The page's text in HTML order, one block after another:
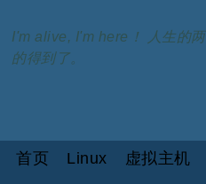
I'm alive, I'm here！ 人生的
的得到了。
首页 Linux 虚拟主机